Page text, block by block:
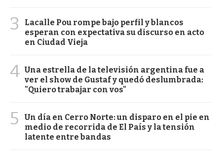
3
Lacalle Pou rompe bajo perfil y blancos
esperan con expectativa su discurso en acto
en Ciudad Vieja
4 Una estrella de la televisión argentina fue a
ver el show de Gustaf y quedó deslumbrada:
"Quiero trabajar con vos"
5
Un día en Cerro Norte: un disparo en el pie en
medio de recorrida de El País y la tensión
latente entre bandas